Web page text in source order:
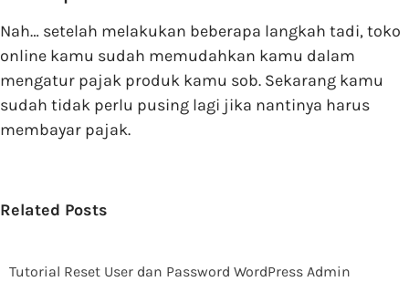
Nah… setelah melakukan beberapa langkah tadi, toko
online kamu sudah memudahkan kamu dalam
mengatur pajak produk kamu sob. Sekarang kamu
sudah tidak perlu pusing lagi jika nantinya harus
membayar pajak.
Related Posts
Tutorial Reset User dan Password WordPress Admin